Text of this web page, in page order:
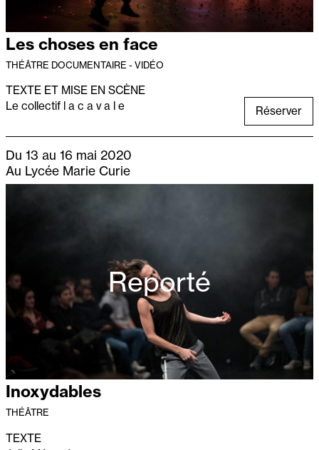
Les choses en face
THÉÂTRE DOCUMENTAIRE - VIDÉO
TEXTE ET MISE EN SCÈNE
Le collectif l a c a v a l e
Réserver
Du 13 au 16 mai 2020
Au Lycée Marie Curie
Reporté
Inoxydables
THÉÂTRE
TEXTE